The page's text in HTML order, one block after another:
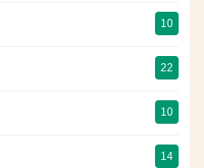
10
22
10
14